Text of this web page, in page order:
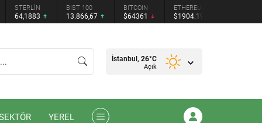
STERLİN
64,1883
BIST 100
13.866,67
BITCOIN
$64361
ETHEREUM
$1904.19
İstanbul, 26°C
Açık
YEREL